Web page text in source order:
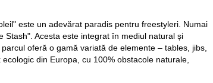
este un adevărat paradis pentru freestyleri. Numai
Acesta este integrat în mediul natural și
oferă o gamă variată de elemente – tables, jibs,
din Europa, cu 100% obstacole naturale,